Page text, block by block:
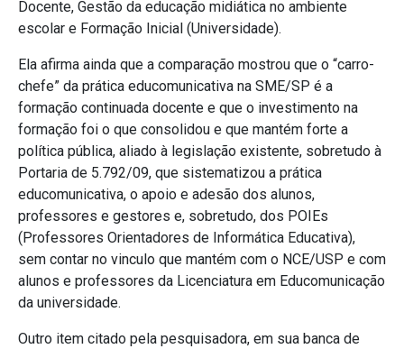
Docente, Gestão da educação midiática no ambiente
escolar e Formação Inicial (Universidade).
Ela afirma ainda que a comparação mostrou que o “carro-
chefe” da prática educomunicativa na SME/SP é a
formação continuada docente e que o investimento na
formação foi o que consolidou e que mantém forte a
política pública, aliado à legislação existente, sobretudo à
Portaria de 5.792/09, que sistematizou a prática
educomunicativa, o apoio e adesão dos alunos,
professores e gestores e, sobretudo, dos POIEs
(Professores Orientadores de Informática Educativa),
sem contar no vinculo que mantém com o NCE/USP e com
alunos e professores da Licenciatura em Educomunicação
da universidade.
Outro item citado pela pesquisadora, em sua banca de